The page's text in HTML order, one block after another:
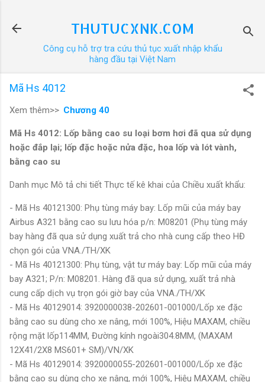
THUTUCXNK.COM
Công cụ hỗ trợ tra cứu thủ tục xuất nhập khẩu
hàng đầu tại Việt Nam
Mã Hs 4012
Xem thêm>> Chương 40
Mã Hs 4012: Lốp bằng cao su loại bơm hơi đã qua sử dụng
hoặc đắp lại; lốp đặc hoặc nửa đặc, hoa lốp và lót vành,
bằng cao su
Danh mục Mô tả chi tiết Thực tế kê khai của Chiều xuất khẩu:
- Mã Hs 40121300: Phụ tùng máy bay: Lốp mũi của máy bay
Airbus A321 bằng cao su lưu hóa p/n: M08201 (Phụ tùng máy
bay hàng đã qua sử dụng xuất trả cho nhà cung cấp theo HĐ
chọn gói của VNA./TH/XK
- Mã Hs 40121300: Phụ tùng, vật tư máy bay: Lốp mũi của máy
bay A321; P/n: M08201. Hàng đã qua sử dụng, xuất trả nhà
cung cấp dịch vụ trọn gói giờ bay của VNA./TH/XK
- Mã Hs 40129014: 3920000038-202601-001000/Lốp xe đặc
bằng cao su dùng cho xe nâng, mới 100%, Hiệu MAXAM, chiều
rộng mặt lốp114MM, Đường kính ngoài304.8MM, (MAXAM
12X41/2X8 MS601+ SM)/VN/XK
- Mã Hs 40129014: 3920000055-202601-001000/Lốp xe đặc
bằng cao su dùng cho xe nâng, mới 100%, Hiệu MAXAM, chiều